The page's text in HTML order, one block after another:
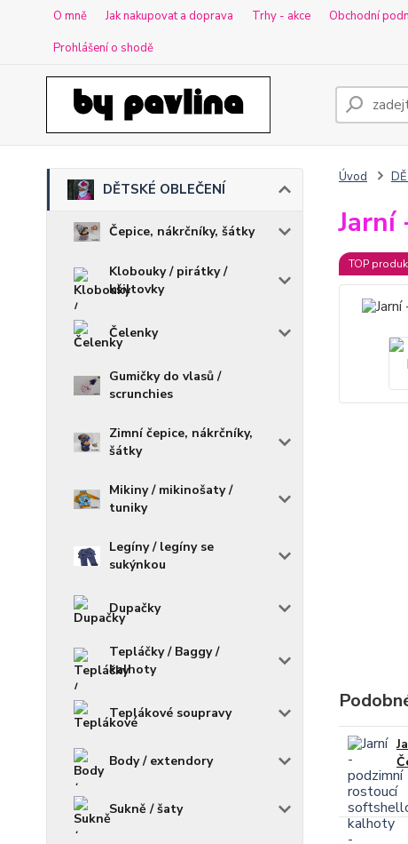
O mně Jak nakupovat a doprava Trhy - akce Obchodní
Prohlášení o shodě
DĚTSKÉ OBLEČENÍ
Čepice, nákrčníky, šátky
Klobouky / pirátky /
kšiltovky
Čelenky
Gumičky do vlasů /
scrunchies
Zimní čepice, nákrčníky,
šátky
Mikiny / mikinošaty /
tuniky
Legíny / legíny se
sukýnkou
Dupačky
Tepláčky / Baggy /
kalhoty
Teplákové soupravy
Body / extendory
Sukně / šaty
Úvod
TOP